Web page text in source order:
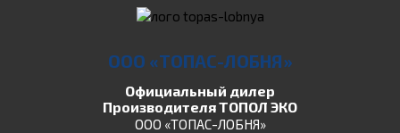
ООО «ТОПАС-ЛОБНЯ»
Официальный дилер
Производителя ТОПОЛ ЭКО
ООО «ТОПАС-ЛОБНЯ»